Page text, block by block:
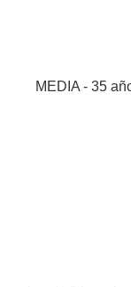
MEDIA - 35